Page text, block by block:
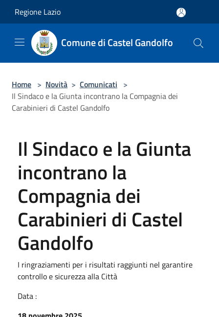
Regione Lazio
Comune di Castel Gandolfo
Home > Novità > Comunicati >
Il Sindaco e la Giunta incontrano la Compagnia dei
Carabinieri di Castel Gandolfo
Il Sindaco e la Giunta
incontrano la
Compagnia dei
Carabinieri di Castel
Gandolfo
I ringraziamenti per i risultati raggiunti nel garantire
controllo e sicurezza alla Città
Data :